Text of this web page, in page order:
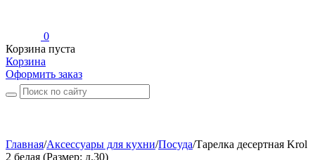
0
Корзина пуста
Корзина
Оформить заказ
Главная/Аксессуары для кухни/Посуда/Тарелка десертная Krol
2 белая (Размер: д.30)